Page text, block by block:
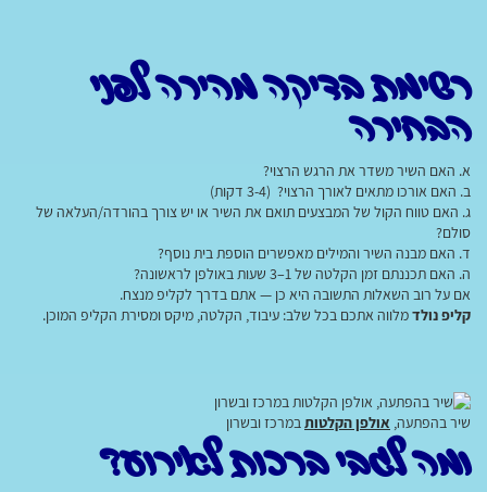
רשימת בדיקה מהירה לפני
הבחירה
א. האם השיר משדר את הרגש הרצוי?
ב. האם אורכו מתאים לאורך הרצוי? (3-4 דקות)
ג. האם טווח הקול של המבצעים תואם את השיר או יש צורך בהורדה/העלאה של
סולם?
ד. האם מבנה השיר והמילים מאפשרים הוספת בית נוסף?
ה. האם תכננתם זמן הקלטה של 1–3 שעות באולפן לראשונה?
אם על רוב השאלות התשובה היא כן — אתם בדרך לקליפ מנצח.
קליפ נולדמלווה אתכם בכל שלב: עיבוד, הקלטה, מיקס ומסירת הקליפ המוכן.
שיר בהפתעה, אולפן הקלטותבמרכז ובשרון
ומה לגבי ברכות לאירוע?